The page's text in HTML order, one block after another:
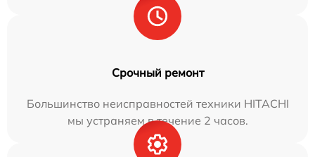
Срочный ремонт
Большинство неисправностей техники HITACHI
мы устраняем в течение 2 часов.